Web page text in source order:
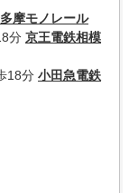
多摩モノレール
分 京王電鉄相模
18分 小田急電鉄